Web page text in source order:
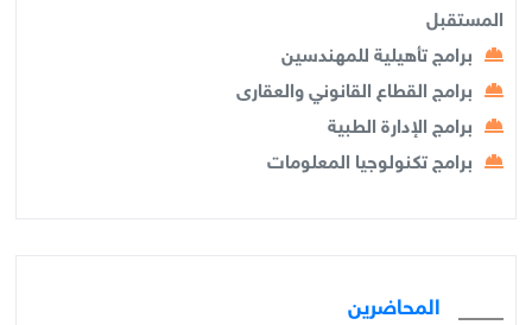
المستقبل
برامج تأهيلية للمهندسين
برامج القطاع القانوني والعقارى
برامج الإدارة الطبية
برامج تكنولوجيا المعلومات
المحاضرين